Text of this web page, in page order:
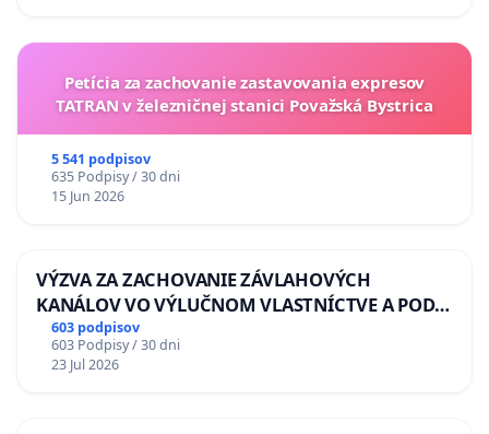
Petícia za zachovanie zastavovania expresov
TATRAN v železničnej stanici Považská Bystrica
5 541 podpisov
635 Podpisy / 30 dni
15 Jun 2026
VÝZVA ZA ZACHOVANIE ZÁVLAHOVÝCH
KANÁLOV VO VÝLUČNOM VLASTNÍCTVE A POD
KONTROLOU SLOVENSKEJ REPUBLIKY & žiadosť
na riešenie zanedbaného stavu závlahových a
odvodňovacích kanálov na Slovensku
603 podpisov
603 Podpisy / 30 dni
23 Jul 2026